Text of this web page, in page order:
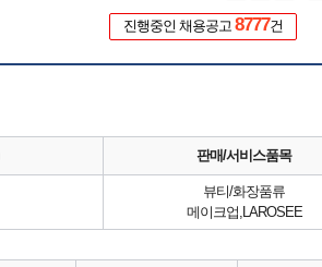
진행중인 채용공고 8777건
판매/서비스품목
뷰티/화장품류
메이크업,LAROSEE